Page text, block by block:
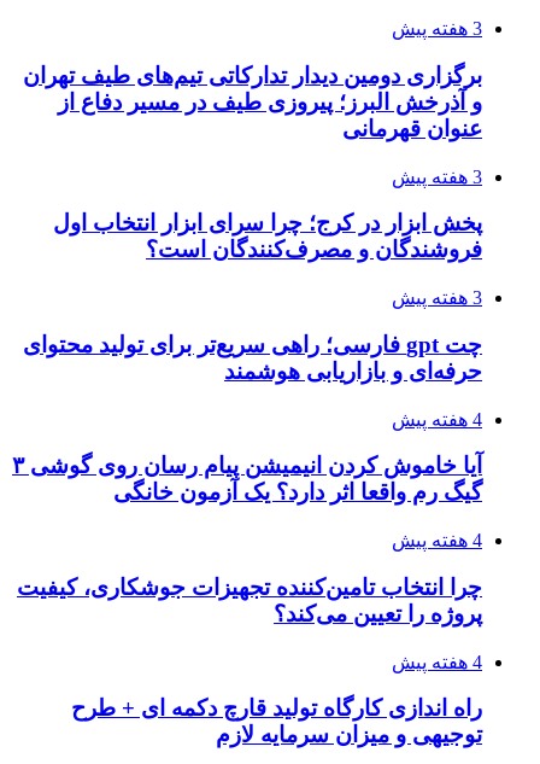
3 هفته پیش
برگزاری دومین دیدار تدارکاتی تیم‌های طیف تهران
و آذرخش البرز؛ پیروزی طیف در مسیر دفاع از
عنوان قهرمانی
3 هفته پیش
پخش ابزار در کرج؛ چرا سرای ابزار انتخاب اول
فروشندگان و مصرف‌کنندگان است؟
3 هفته پیش
چت gpt فارسی؛ راهی سریع‌تر برای تولید محتوای
حرفه‌ای و بازاریابی هوشمند
4 هفته پیش
آیا خاموش کردن انیمیشن پیام رسان روی گوشی ۳
گیگ رم واقعا اثر دارد؟ یک آزمون خانگی
4 هفته پیش
چرا انتخاب تامین‌کننده تجهیزات جوشکاری، کیفیت
پروژه را تعیین می‌کند؟
4 هفته پیش
راه اندازی کارگاه تولید قارچ دکمه ای + طرح
توجیهی و میزان سرمایه لازم